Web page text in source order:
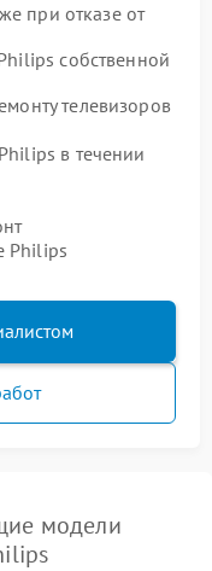
при отказе от
собственной
телевизоров
в течении
Philips
модели